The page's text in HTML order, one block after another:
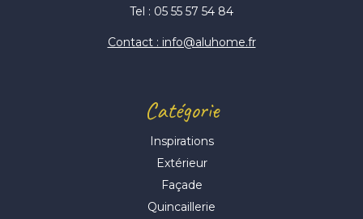
Tel : 05 55 57 54 84
Contact : info@aluhome.fr
Catégorie
Inspirations
Extérieur
Façade
Quincaillerie